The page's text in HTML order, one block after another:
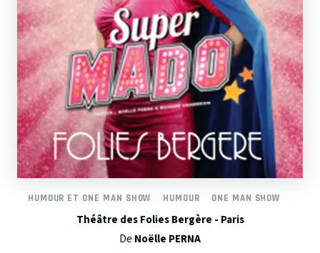
HUMOUR ET ONE MAN SHOW HUMOUR ONE MAN SHOW
Théâtre des Folies Bergère - Paris
De Noëlle PERNA